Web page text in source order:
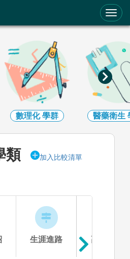
輔助系統
醫藥衛生學群 生命科學
類 加入比較清單
生涯進路 高中準備